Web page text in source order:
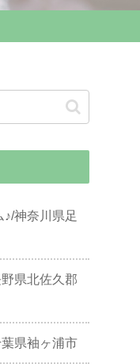
神奈川県足
県北佐久郡
県袖ヶ浦市